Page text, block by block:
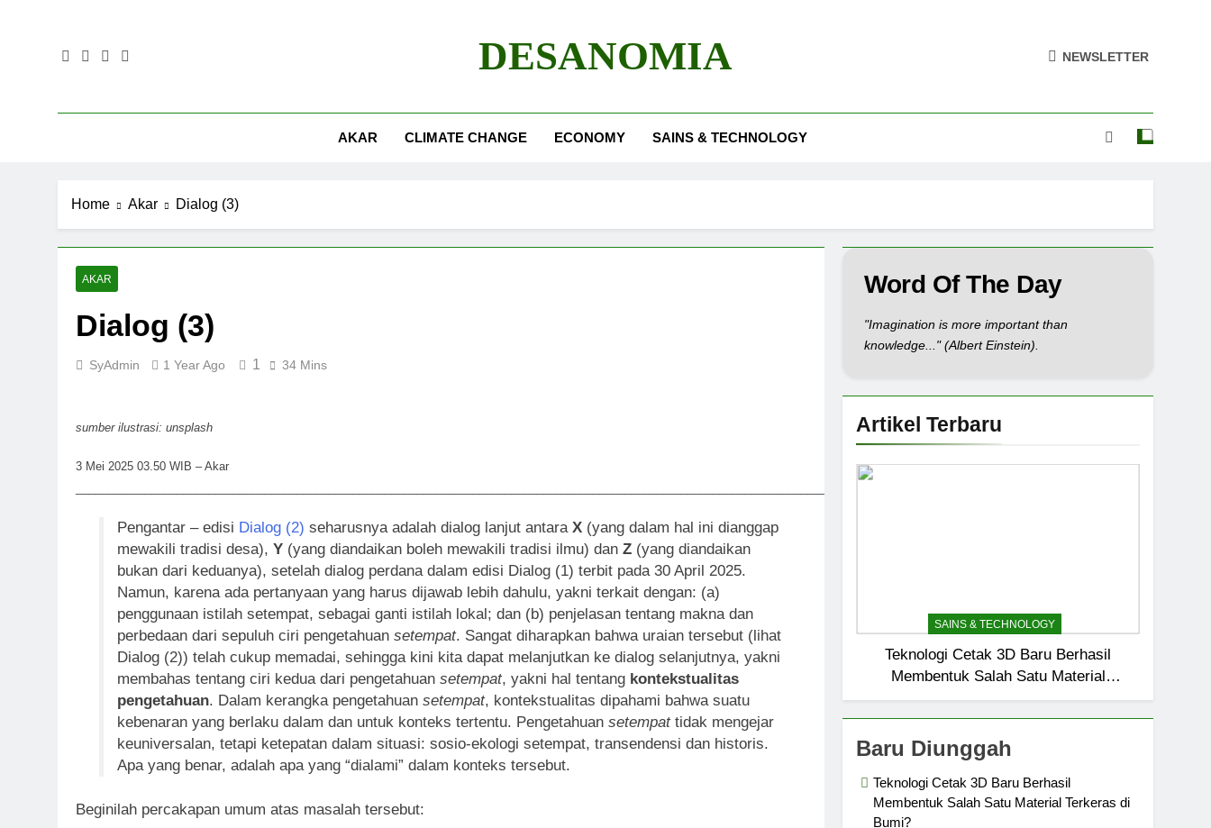
DESANOMIA NEWSLETTER
AKAR CLIMATE CHANGE ECONOMY SAINS & TECHNOLOGY
Home Akar Dialog (3)
AKAR
Dialog (3)
SyAdmin 1 Year Ago 1 34 Mins
sumber ilustrasi: unsplash
3 Mei 2025 03.50 WIB – Akar
Pengantar – edisi Dialog (2) seharusnya adalah dialog lanjut antara X(yang dalam hal ini dianggap
mewakili tradisi desa), Y(yang diandaikan boleh mewakili tradisi ilmu) dan Z (yang diandaikan
bukan dari keduanya), setelah dialog perdana dalam edisi Dialog (1) terbit pada 30 April 2025.
Namun, karena ada pertanyaan yang harus dijawab lebih dahulu, yakni terkait dengan: (a)
penggunaan istilah setempat, sebagai ganti istilah lokal; dan (b) penjelasan tentang makna dan
perbedaan dari sepuluh ciri pengetahuansetempat. Sangat diharapkan bahwa uraian tersebut (lihat
Dialog (2)) telah cukup memadai, sehingga kini kita dapat melanjutkan ke dialog selanjutnya, yakni
membahas tentang ciri kedua dari pengetahuansetempat, yakni hal tentang kontekstualitas
pengetahuan. Dalam kerangka pengetahuansetempat, kontekstualitas dipahami bahwa suatu
kebenaran yang berlaku dalam dan untuk konteks tertentu. Pengetahuansetempattidak mengejar
keuniversalan, tetapi ketepatan dalam situasi: sosio-ekologi setempat, transendensi dan historis.
Apa yang benar, adalah apa yang “dialami” dalam konteks tersebut.
Beginilah percakapan umum atas masalah tersebut:
Word Of The Day
"Imagination is more important than
knowledge..." (Albert Einstein).
Artikel Terbaru
SAINS & TECHNOLOGY
Teknologi Cetak 3D Baru Berhasil
Membentuk Salah Satu Material
Terkeras di Bumi?
Baru Diunggah
Teknologi Cetak 3D Baru Berhasil
Membentuk Salah Satu Material Terkeras di
Bumi?